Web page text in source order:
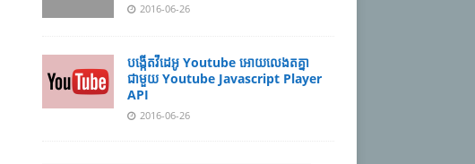
2016-06-26
បង្កើតវីដេអូ Youtube អោយ​លេងតគ្នា
ជាមួយ Youtube Javascript Player
API
2016-06-26